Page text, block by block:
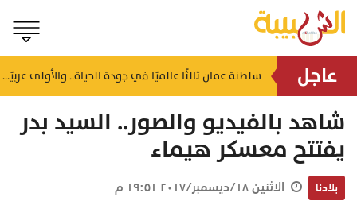
عاجل منذ ١٤ ساعة سلطنة عمان ثالثًا عالميًا في جودة الحياة.. والأولى عربيًا وآسيويًا
شاهد بالفيديو والصور.. السيد بدر
يفتتح معسكر هيماء
بلادنا الاثنين ١٨/ديسمبر/٢٠١٧ ١٩:٥١ م